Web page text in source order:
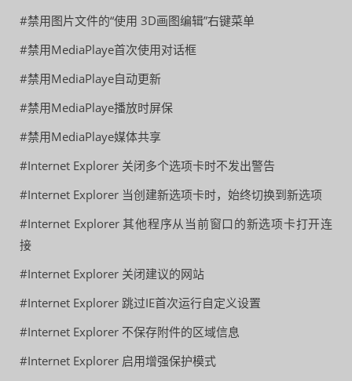
#禁用图片文件的“使用 3D画图编辑”右键菜单
#禁用MediaPlaye首次使用对话框
#禁用MediaPlaye自动更新
#禁用MediaPlaye播放时屏保
#禁用MediaPlaye媒体共享
#Internet Explorer 关闭多个选项卡时不发出警告
#Internet Explorer 当创建新选项卡时，始终切换到新选项
#Internet Explorer 其他程序从当前窗口的新选项卡打开连
接
#Internet Explorer 关闭建议的网站
#Internet Explorer 跳过IE首次运行自定义设置
#Internet Explorer 不保存附件的区域信息
#Internet Explorer 启用增强保护模式